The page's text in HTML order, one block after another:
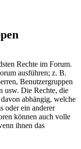
Rechte im Forum.
ausführen; z. B.
Benutzergruppen
usw. Die Rechte, die
abhängig, welche
oder ein anderer
können auch volle
ihnen das